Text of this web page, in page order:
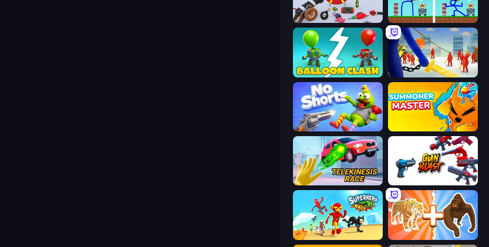
Smash Guy: Ragdoll Punch Hero DOP Noob: Draw to Save
Balloon Clash Slasher
No Shorts Summoner Master
Telekinesis Race 3D
Superhero Race! Animal DNA Run